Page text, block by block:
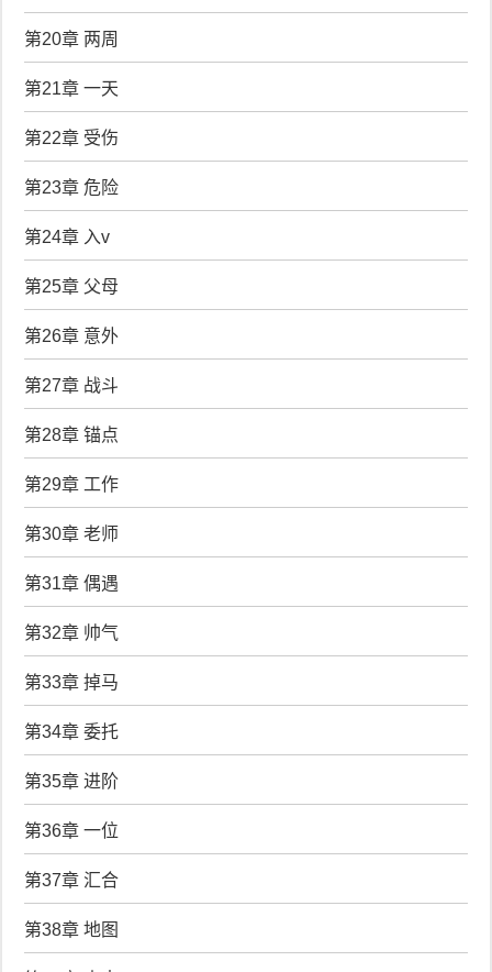
第20章 两周
第21章 一天
第22章 受伤
第23章 危险
第24章 入v
第25章 父母
第26章 意外
第27章 战斗
第28章 锚点
第29章 工作
第30章 老师
第31章 偶遇
第32章 帅气
第33章 掉马
第34章 委托
第35章 进阶
第36章 一位
第37章 汇合
第38章 地图